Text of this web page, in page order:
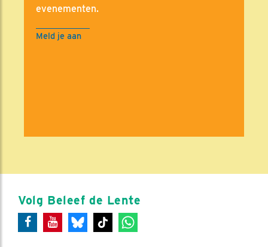
evenementen.
Meld je aan
Volg Beleef de Lente